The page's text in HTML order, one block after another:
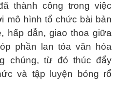
thành công trong việc
mô hình tổ chức bài bản
hấp dẫn, giao thoa giữa
phần lan tỏa văn hóa
chúng, từ đó thúc đẩy
và tập luyện bóng rổ